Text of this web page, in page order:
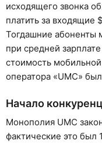
исходящего звонка
платить за входящие
Тогдашние абоненты
при средней
стоимость
оператора «UMC»
Начало
Монополия UMC
фактические это был